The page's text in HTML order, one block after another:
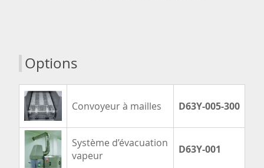
Options
Convoyeur à mailles D63Y-005-300
Système d’évacuation
vapeur
D63Y-001